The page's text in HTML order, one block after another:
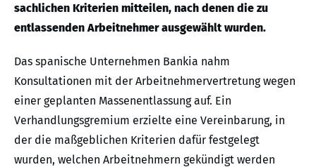
sachlichen Kriterien mitteilen, nach denen die zu
entlassenden Arbeitnehmer ausgewählt wurden.
Das spanische Unternehmen Bankia nahm
Konsultationen mit der Arbeitnehmervertretung wegen
einer geplanten Massenentlassung auf. Ein
Verhandlungsgremium erzielte eine Vereinbarung, in
der die maßgeblichen Kriterien dafür festgelegt
wurden, welchen Arbeitnehmern gekündigt werden